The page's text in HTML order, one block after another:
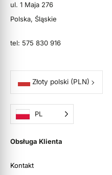
ul. 1 Maja 276
Polska, Śląskie
tel: 575 830 916
Złoty polski (PLN)
PL
Obsługa Klienta
Kontakt